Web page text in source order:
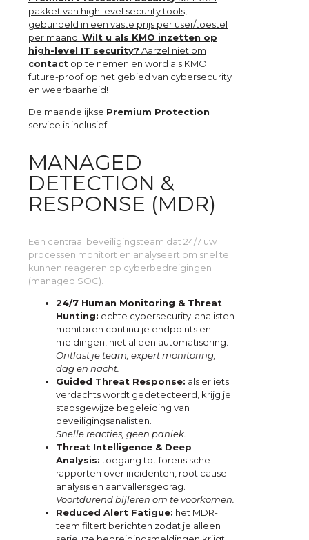
pakket van high level security tools,
gebundeld in een vaste prijs per user/toestel
per maand. Wilt u als KMO inzetten op
high-level IT security? Aarzel niet om
contact op te nemen en word als KMO
future-proof op het gebied van cybersecurity
en weerbaarheid!
De maandelijkse Premium Protection
service is inclusief:
MANAGED
DETECTION &
RESPONSE (MDR)
Een centraal beveiligingsteam dat 24/7 uw
processen monitort en analyseert om snel te
kunnen reageren op cyberbedreigingen
(managed SOC).
24/7 Human Monitoring & Threat
Hunting: echte cybersecurity-analisten
monitoren continu je endpoints en
meldingen, niet alleen automatisering.
Ontlast je team, expert monitoring,
dag en nacht.
Guided Threat Response: als er iets
verdachts wordt gedetecteerd, krijg je
stapsgewijze begeleiding van
beveiligingsanalisten.
Snelle reacties, geen paniek.
Threat Intelligence & Deep
Analysis:toegang tot forensische
rapporten over incidenten, root cause
analysis en aanvallersgedrag.
Voortdurend bijleren om te voorkomen.
Reduced Alert Fatigue: het MDR-
team filtert berichten zodat je alleen